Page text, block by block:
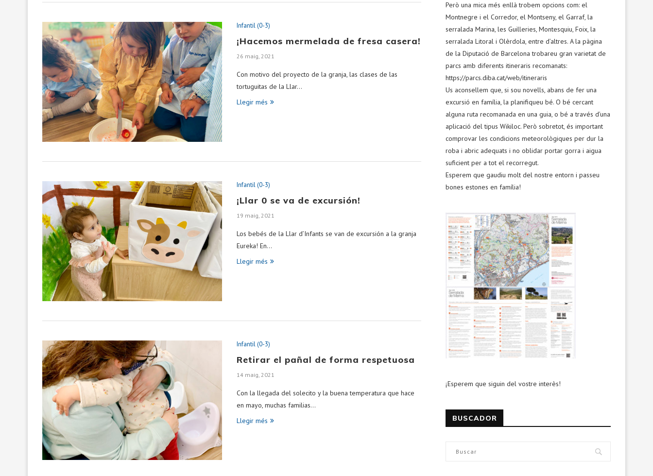
Infantil (0-3)
¡Hacemos mermelada de fresa casera!
26 maig, 2021
Con motivo del proyecto de la granja, las clases de las
tortuguitas de la Llar…
Llegir més
Infantil (0-3)
¡Llar 0 se va de excursión!
19 maig, 2021
Los bebés de la Llar d’Infants se van de excursión a la granja
Eureka! En…
Llegir més
Infantil (0-3)
Retirar el pañal de forma respetuosa
14 maig, 2021
Con la llegada del solecito y la buena temperatura que hace
en mayo, muchas familias…
Llegir més
Però una mica més enllà trobem opcions com: el
Montnegre i el Corredor, el Montseny, el Garraf, la
serralada Marina, les Guilleries, Montesquiu, Foix, la
serralada Litoral i Olèrdola, entre d’altres. A la pàgina
de la Diputació de Barcelona trobareu gran varietat de
parcs amb diferents itineraris recomanats:
https://parcs.diba.cat/web/itineraris
Us aconsellem que, si sou novells, abans de fer una
excursió en família, la planifiqueu bé. O bé cercant
alguna ruta recomanada en una guia, o bé a través d’una
aplicació del tipus Wikiloc. Però sobretot, és important
comprovar les condicions meteorològiques per dur la
roba i abric adequats i no oblidar portar gorra i aigua
suficient per a tot el recorregut.
Esperem que gaudiu molt del nostre entorn i passeu
bones estones en família!
¡Esperem que siguin del vostre interès!
BUSCADOR